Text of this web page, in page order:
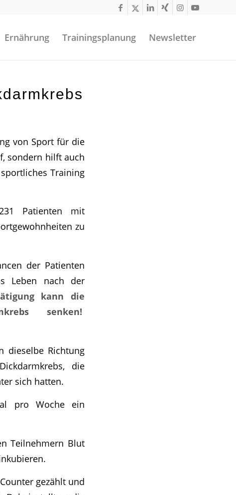
Ernährung Trainingsplanung Newsletter
von Sport für die
sondern hilft auch
Training
Patienten mit
zu
der Patienten
Leben nach der
kann die
senken!
dieselbe Richtung
die
sich hatten.
pro Woche ein
Teilnehmern Blut
gezählt und